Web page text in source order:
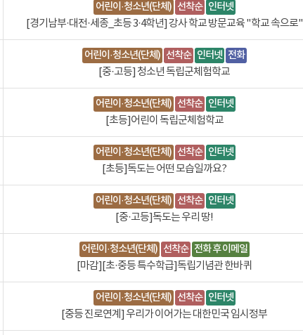
어린이·청소년(단체) 선착순 인터넷
[경기남부·대전·세종_초등 3·4학년] 강사 학교 방문교육 "학교 속으로"
어린이·청소년(단체) 선착순 인터넷 전화
[중·고등] 청소년 독립군체험학교
어린이·청소년(단체) 선착순 인터넷
[초등]어린이 독립군체험학교
어린이·청소년(단체) 선착순 인터넷
[초등]독도는 어떤 모습일까요?
어린이·청소년(단체) 선착순 인터넷
[중·고등]독도는 우리 땅!
어린이·청소년(단체) 선착순 전화 후 이메일
[마감][초·중등 특수학급]독립기념관 한바퀴
어린이·청소년(단체) 선착순 인터넷
[중등 진로연계] 우리가 이어가는 대한민국 임시정부